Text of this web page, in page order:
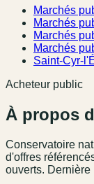
Marchés
Marchés
Marchés
Marchés
Saint-Cyr-
Acheteur public
À propos
Conservatoire
d'offres référencé
ouverts. Dernière